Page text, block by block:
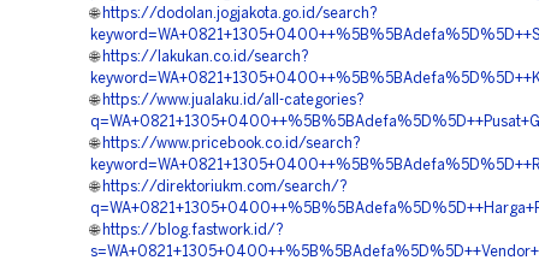
🌐 https://dodolan.jogjakota.go.id/search?
🌐 https://lakukan.co.id/search?
🌐 https://www.jualaku.id/all-categories?
🌐 https://www.pricebook.co.id/search?
🌐 https://direktoriukm.com/search/?
🌐 https://blog.fastwork.id/?